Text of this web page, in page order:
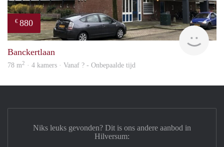
€ 880
Banckertlaan
78 m2 · 4 kamers · Vanaf ? - Onbepaalde tijd
Niks leuks gevonden? Dit is ons andere aanbod in
Hilversum: